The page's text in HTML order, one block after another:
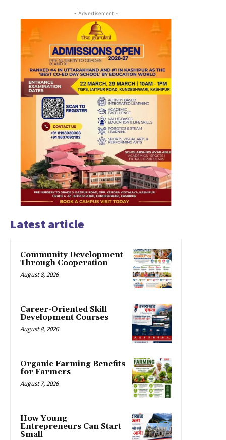
- Advertisement -
Latest article
Community Development
Through Cooperation
August 8, 2026
Career-Oriented Skill
Development Courses
August 8, 2026
Organic Farming Benefits
for Farmers
August 7, 2026
How Young
Entrepreneurs Can Start
Small